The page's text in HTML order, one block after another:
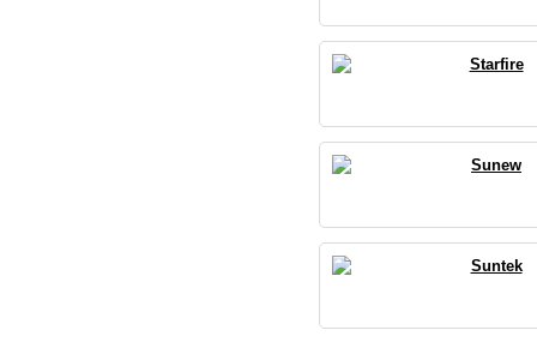
Starfire
Sunew
Suntek